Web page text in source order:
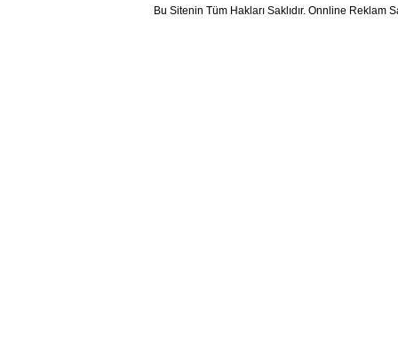
Bu Sitenin Tüm Hakları Saklıdır. Onnline